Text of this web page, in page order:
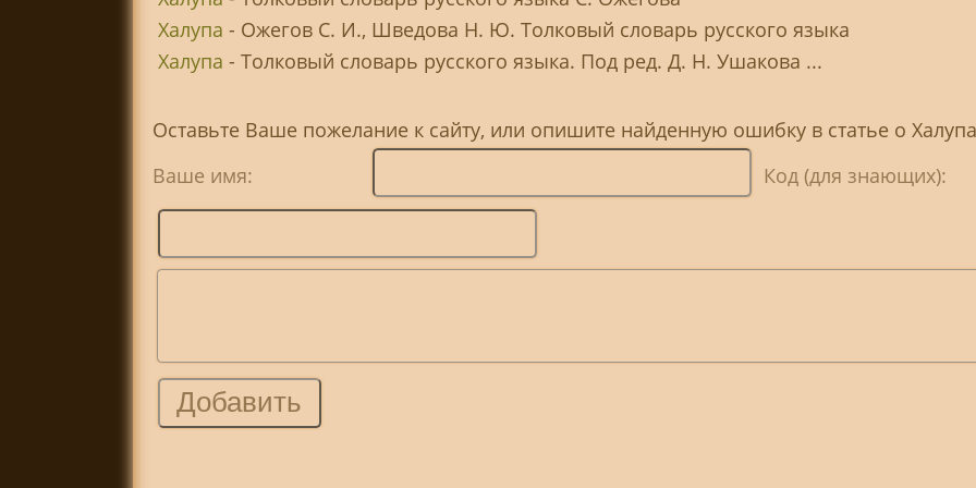
Халупа - Ожегов С. И., Шведова Н. Ю. Толковый словарь русского языка
Халупа - Толковый словарь русского языка. Под ред. Д. Н. Ушакова ...
Оставьте Ваше пожелание к сайту, или опишите найденную ошибку в статье о Халупа
Ваше имя:
Код (для знающих):